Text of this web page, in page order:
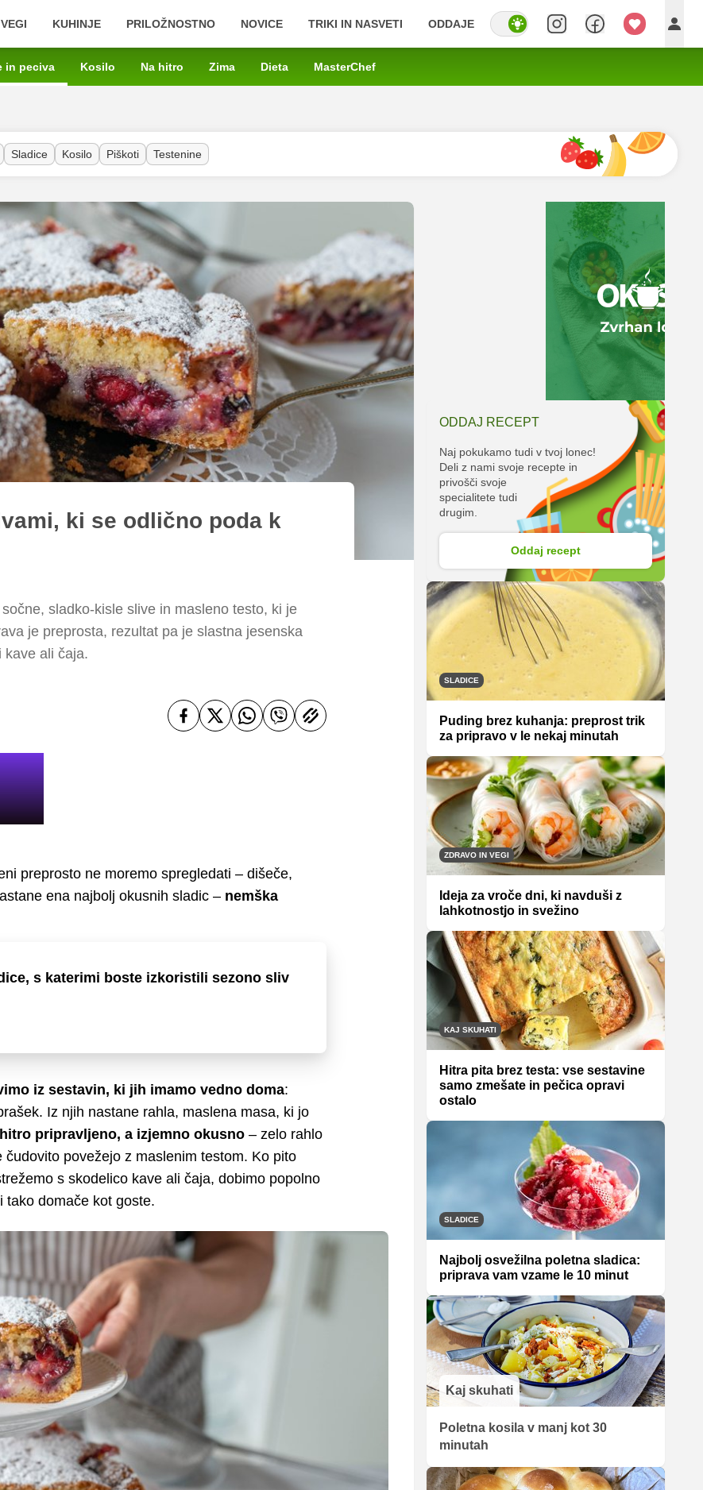
KUHINJE PRILOŽNOSTNO NOVICE TRIKI IN NASVETI ODDAJE
in peciva Kosilo Na hitro Zima Dieta MasterChef
Sladice Kosilo Piškoti Testenine
ki se odlično poda k
sladko-kisle slive in masleno testo, ki je
je preprosta, rezultat pa je slastna jesenska
kave ali čaja.
preprosto ne moremo spregledati – dišeče,
ena najbolj okusnih sladic – nemška
s katerimi boste izkoristili sezono sliv
iz sestavin, ki jih imamo vedno doma:
Iz njih nastane rahla, maslena masa, ki jo
hitro pripravljeno, a izjemno okusno – zelo rahlo
povežejo z maslenim testom. Ko pito
s skodelico kave ali čaja, dobimo popolno
tako domače kot goste.
ODDAJ RECEPT
Naj pokukamo tudi v tvoj lonec!
Deli z nami svoje recepte in
privošči svoje
specialitete tudi
drugim.
Oddaj recept
SLADICE
Puding brez kuhanja: preprost trik
za pripravo v le nekaj minutah
ZDRAVO IN VEGI
Ideja za vroče dni, ki navduši z
lahkotnostjo in svežino
KAJ SKUHATI
Hitra pita brez testa: vse sestavine
samo zmešate in pečica opravi
ostalo
SLADICE
Najbolj osvežilna poletna sladica:
priprava vam vzame le 10 minut
Kaj skuhati
Poletna kosila v manj kot 30
minutah